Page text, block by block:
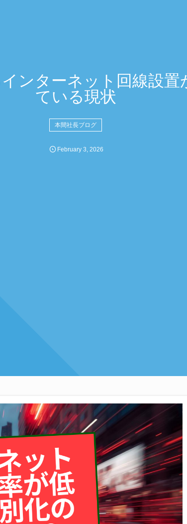
インターネット回線設
ている現状
本間社長ブログ
February 3,2026